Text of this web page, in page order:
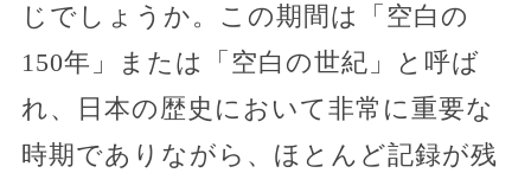
じでしょうか。この期間は「空白の
150年」または「空白の世紀」と呼ば
れ、日本の歴史において非常に重要な
時期でありながら、ほとんど記録が残